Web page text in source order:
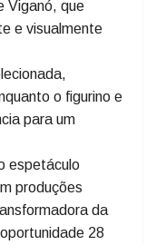
cada um
ficou por conta
que
e visualmente
o figurino e
para um
espetáculo